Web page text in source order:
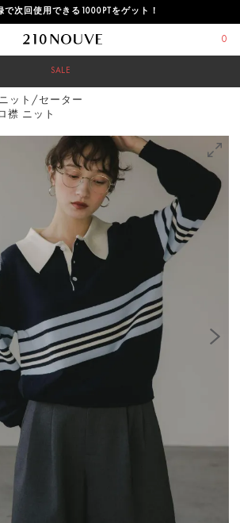
で次回使用できる1000PTをゲット！
0
SALE
ニット/セーター
襟 ニット